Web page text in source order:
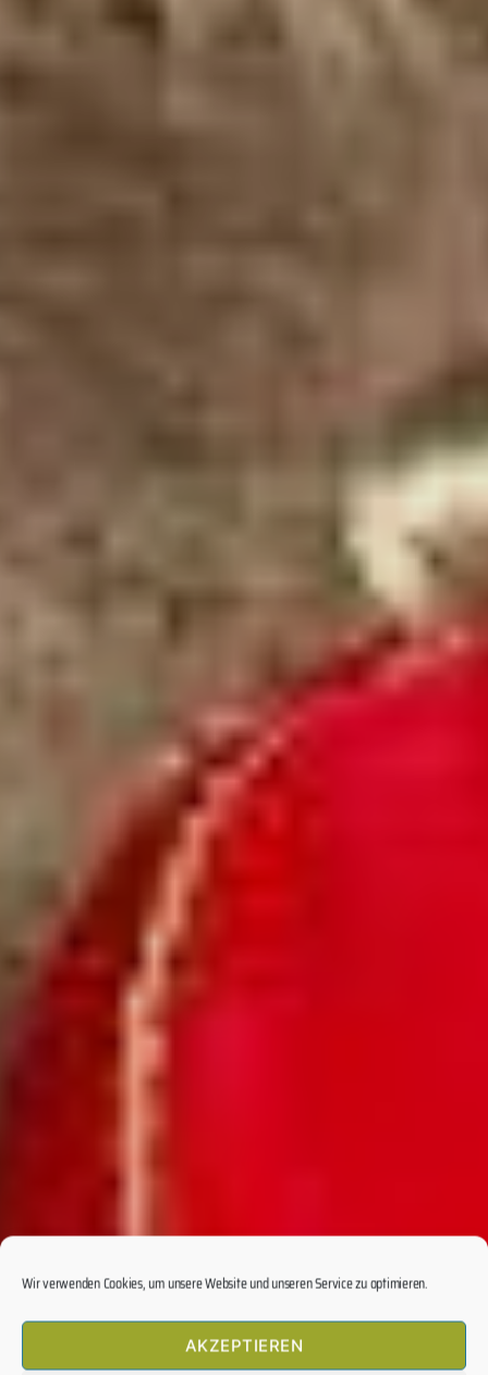
Wir verwenden Cookies, um unsere Website und unseren Service zu optimieren.
AKZEPTIEREN